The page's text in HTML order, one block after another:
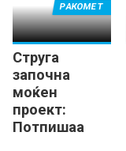
Струга
започна
моќен
проект:
Потпишаа
РАКОМЕТ